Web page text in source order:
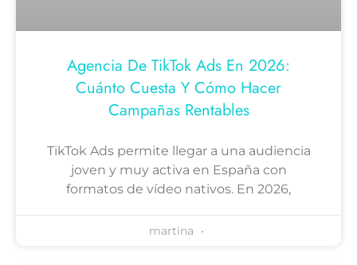
Agencia De TikTok Ads En 2026:
Cuánto Cuesta Y Cómo Hacer
Campañas Rentables
TikTok Ads permite llegar a una audiencia
joven y muy activa en España con
formatos de vídeo nativos. En 2026,
martina